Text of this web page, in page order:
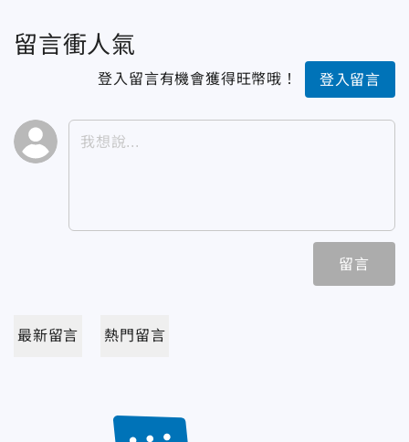
留言衝人氣
登入留言有機會獲得旺幣哦！ 登入留言
留言
最新留言 熱門留言